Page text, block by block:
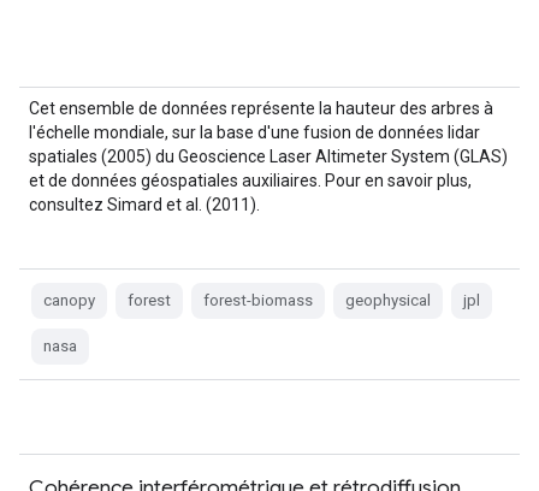
Cet ensemble de données représente la hauteur des arbres à
l'échelle mondiale, sur la base d'une fusion de données lidar
spatiales (2005) du Geoscience Laser Altimeter System (GLAS)
et de données géospatiales auxiliaires. Pour en savoir plus,
consultez Simard et al. (2011).
canopy forest forest-biomass geophysical jpl
nasa